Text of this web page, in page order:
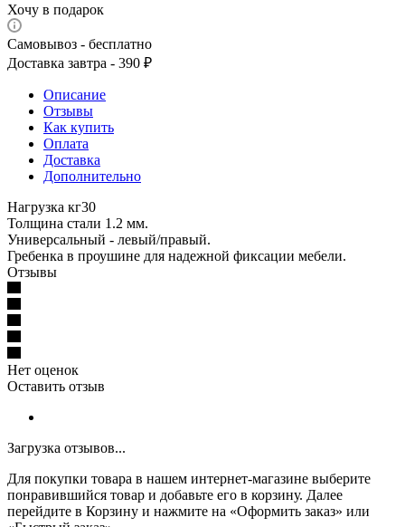
Хочу в подарок
Самовывоз - бесплатно
Доставка завтра - 390 ₽
Описание
Отзывы
Как купить
Оплата
Доставка
Дополнительно
Нагрузка кг30
Толщина стали 1.2 мм.
Универсальный - левый/правый.
Гребенка в проушине для надежной фиксации мебели.
Отзывы
Нет оценок
Оставить отзыв
Загрузка отзывов...
Для покупки товара в нашем интернет-магазине выберите
понравившийся товар и добавьте его в корзину. Далее
перейдите в Корзину и нажмите на «Оформить заказ» или